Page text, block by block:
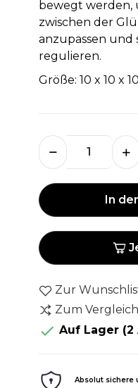
bewegt werden,
zwischen der
anzupassen und
regulieren.
Größe: 10 x 10 x
In
Zur
Zum
 Auf Lager (2
Absolut sichere